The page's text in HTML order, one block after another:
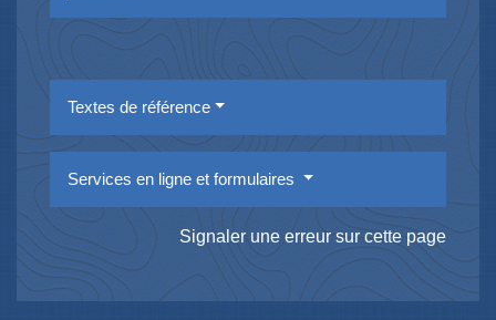
Textes de référence
Services en ligne et formulaires
Signaler une erreur sur cette page